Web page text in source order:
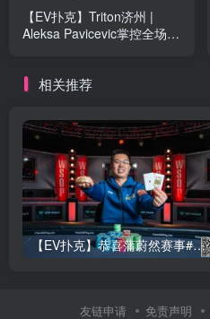
【EV扑克】Triton济州 |
Aleksa Pavicevic掌控全场
相关推荐
【EV扑克】恭喜蒲蔚然赛事#65夺冠，收获国人2023WSOP第六条金手链，奖金93万刀！
友链申请 免责声明